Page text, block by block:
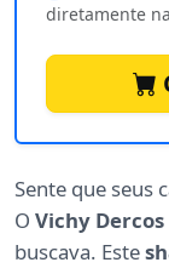
diretamente
Sente que seus
O Vichy
buscava. Este